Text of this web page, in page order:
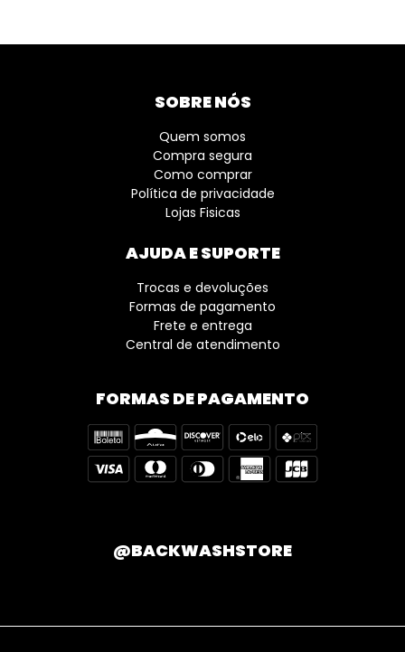
SOBRE NÓS
Quem somos
Compra segura
Como comprar
Política de privacidade
Lojas Fisicas
AJUDA E SUPORTE
Trocas e devoluções
Formas de pagamento
Frete e entrega
Central de atendimento
FORMAS DE PAGAMENTO
@BACKWASHSTORE